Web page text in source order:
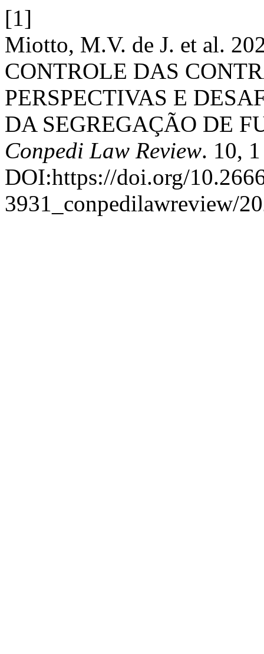
[1]
Miotto, M.V. de J. et al.
CONTROLE DAS
PERSPECTIVAS E
DA SEGREGAÇÃO DE
Conpedi Law Review. 10,
DOI:https://doi.org/
3931_conpedilawreview/